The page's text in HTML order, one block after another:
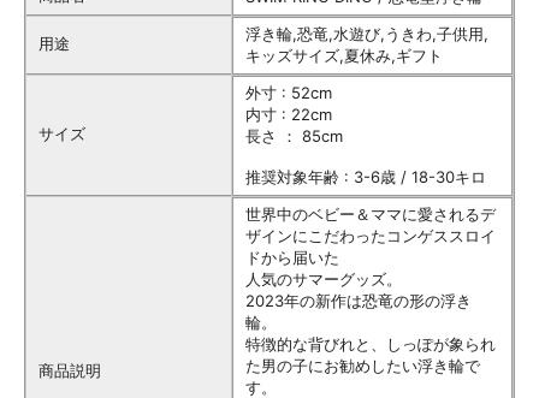
用途
浮き輪,恐竜,水遊び,うきわ,子供用,
キッズサイズ,夏休み,ギフト
サイズ
外寸 : 52cm
内寸 : 22cm
長さ ： 85cm
推奨対象年齢 : 3-6歳 / 18-30キロ
商品説明
世界中のベビー＆ママに愛されるデ
ザインにこだわったコンゲススロイ
ドから届いた
人気のサマーグッズ。
2023年の新作は恐竜の形の浮き
輪。
特徴的な背びれと、しっぽが象られ
た男の子にお勧めしたい浮き輪で
す。